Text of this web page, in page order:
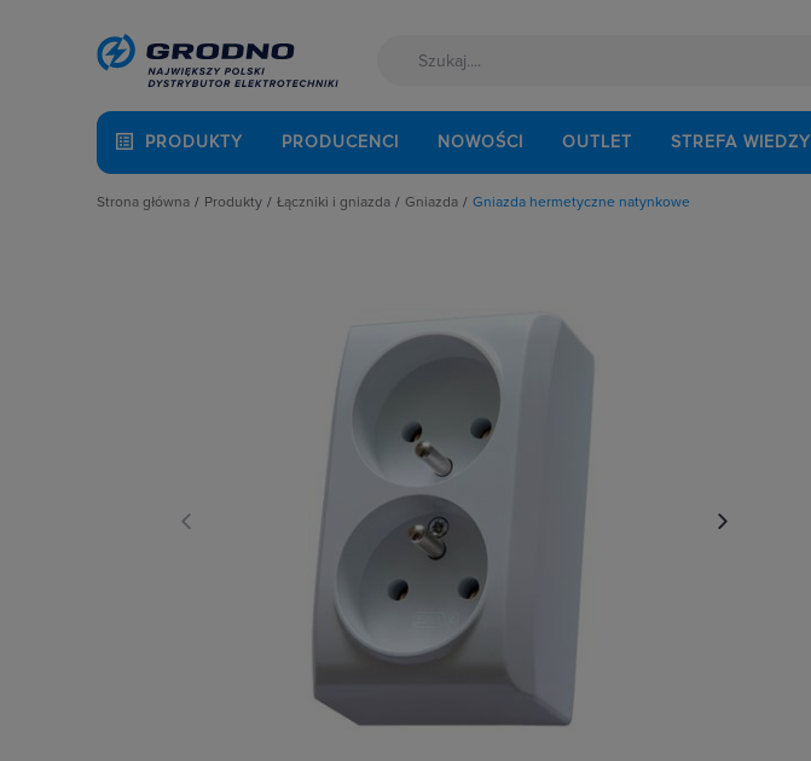
PRODUKTY PRODUCENCI NOWOŚCI OUTLET STREFA WIEDZY
Strona główna
Produkty
Narzędzia i mierniki
Ochrona odgromowa
Odzież ochronna i BHP
Sieci zewnętrzne
Systemy bezpieczeństwa
Łączniki i gniazda
Ramki, klawisze, plakietki
Ściemniacze
Słupki i kolumny zasilające
Termostaty i regulatory
Gniazda
Gniazda multimedialne, HDMI,USB
Gniazda pozostałe,ekwipotencjalne,
Gniazda teleinformatyczne
Wpusty kablowe
Gniazda hermetyczne natynkowe